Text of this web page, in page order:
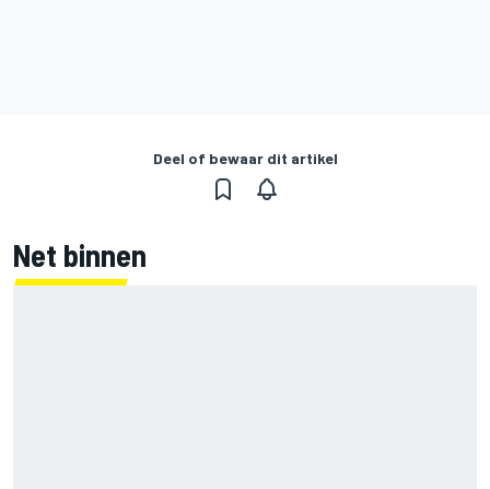
Deel of bewaar dit artikel
Net binnen